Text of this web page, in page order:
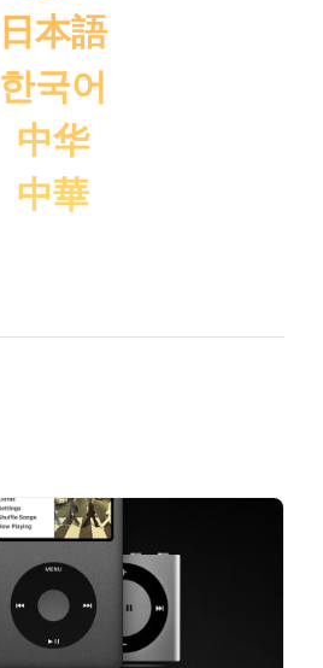
日本語
한국어
中华
中華